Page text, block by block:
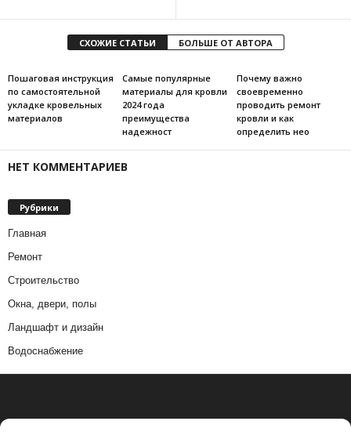
СХОЖИЕ СТАТЬИ БОЛЬШЕ ОТ АВТОРА
Пошаговая инструкция
по самостоятельной
укладке кровельных
материалов
Самые популярные
материалы для кровли
2024 года
преимущества
надежност
Почему важно
своевременно
проводить ремонт
кровли и как
определить нео
НЕТ КОММЕНТАРИЕВ
Рубрики
Главная
Ремонт
Строительство
Окна, двери, полы
Ландшафт и дизайн
Водоснабжение